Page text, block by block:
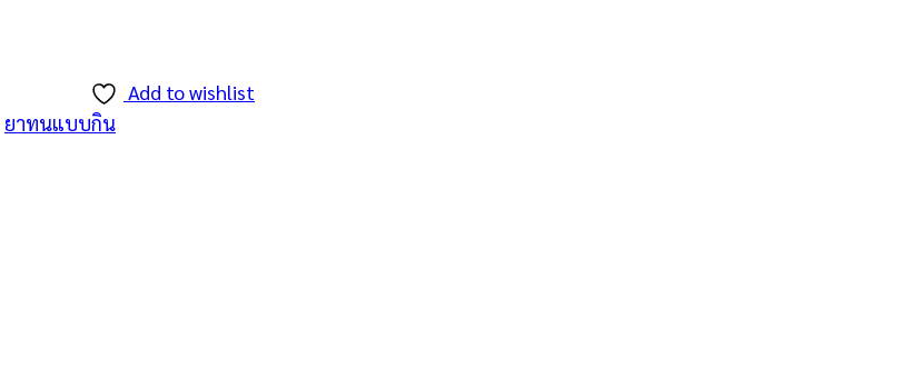
Add to wishlist
ยาทนแบบกิน